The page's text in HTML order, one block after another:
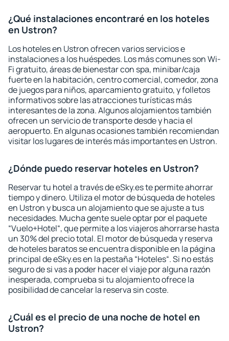
¿Qué instalaciones encontraré en los hoteles
en Ustron?
Los hoteles en Ustron ofrecen varios servicios e
instalaciones a los huéspedes. Los más comunes son Wi-
Fi gratuito, áreas de bienestar con spa, minibar/caja
fuerte en la habitación, centro comercial, comedor, zona
de juegos para niños, aparcamiento gratuito, y folletos
informativos sobre las atracciones turísticas más
interesantes de la zona. Algunos alojamientos también
ofrecen un servicio de transporte desde y hacia el
aeropuerto. En algunas ocasiones también recomiendan
visitar los lugares de interés más importantes en Ustron.
¿Dónde puedo reservar hoteles en Ustron?
Reservar tu hotel a través de eSky.es te permite ahorrar
tiempo y dinero. Utiliza el motor de búsqueda de hoteles
en Ustron y busca un alojamiento que se ajuste a tus
necesidades. Mucha gente suele optar por el paquete
“Vuelo+Hotel“, que permite a los viajeros ahorrarse hasta
un 30% del precio total. El motor de búsqueda y reserva
de hoteles baratos se encuentra disponible en la página
principal de eSky.es en la pestaña “Hoteles“. Si no estás
seguro de si vas a poder hacer el viaje por alguna razón
inesperada, comprueba si tu alojamiento ofrece la
posibilidad de cancelar la reserva sin coste.
¿Cuál es el precio de una noche de hotel en
Ustron?